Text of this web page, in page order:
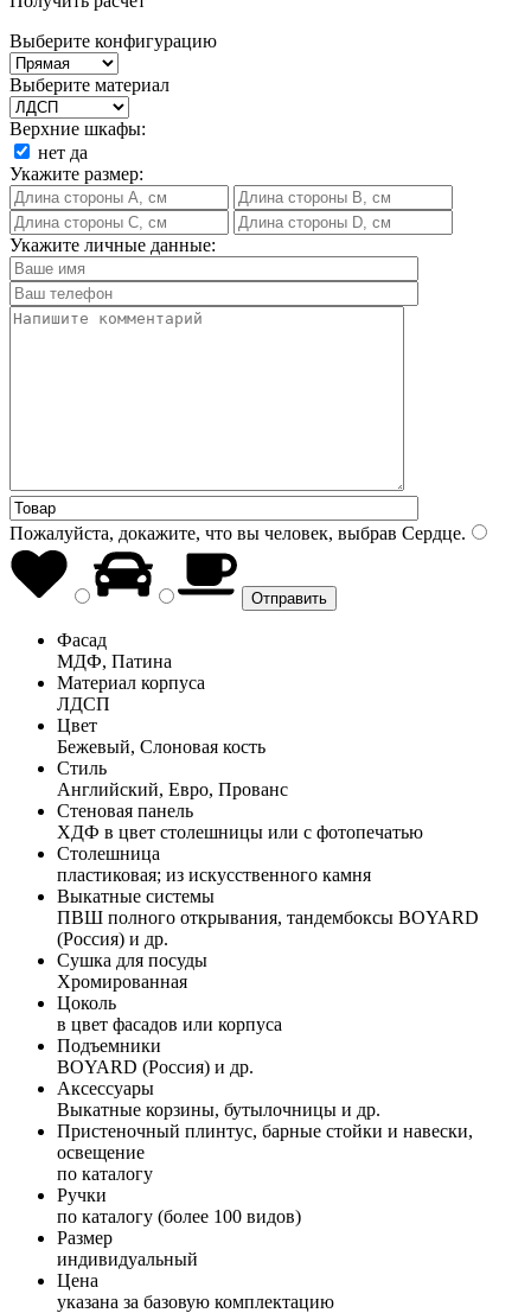
Выберите конфигурацию
Выберите материал
Верхние шкафы:
нет да
Укажите размер:
Укажите личные данные:
Пожалуйста, докажите, что вы человек, выбрав Сердце.
Фасад
МДФ, Патина
Материал корпуса
ЛДСП
Цвет
Бежевый, Слоновая кость
Стиль
Английский, Евро, Прованс
Стеновая панель
ХДФ в цвет столешницы или с фотопечатью
Столешница
пластиковая; из искусственного камня
Выкатные системы
ПВШ полного открывания, тандембоксы BOYARD
(Россия) и др.
Сушка для посуды
Хромированная
Цоколь
в цвет фасадов или корпуса
Подъемники
BOYARD (Россия) и др.
Аксессуары
Выкатные корзины, бутылочницы и др.
Пристеночный плинтус, барные стойки и навески,
освещение
по каталогу
Ручки
по каталогу (более 100 видов)
Размер
индивидуальный
Цена
указана за базовую комплектацию